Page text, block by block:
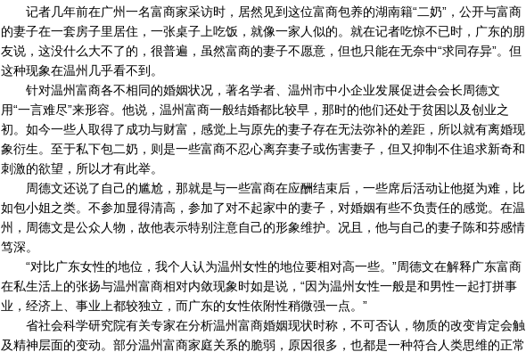
记者几年前在广州一名富商家采访时，居然见到这位富商包养的湖南籍“二奶”，公开与富商
的妻子在一套房子里居住，一张桌子上吃饭，就像一家人似的。就在记者吃惊不已时，广东的朋
友说，这没什么大不了的，很普遍，虽然富商的妻子不愿意，但也只能在无奈中“求同存异”。但
这种现象在温州几乎看不到。
针对温州富商各不相同的婚姻状况，著名学者、温州市中小企业发展促进会会长周德文
用“一言难尽”来形容。他说，温州富商一般结婚都比较早，那时的他们还处于贫困以及创业之
初。如今一些人取得了成功与财富，感觉上与原先的妻子存在无法弥补的差距，所以就有离婚现
象衍生。至于私下包二奶，则是一些富商不忍心离弃妻子或伤害妻子，但又抑制不住追求新奇和
刺激的欲望，所以才有此举。
周德文还说了自己的尴尬，那就是与一些富商在应酬结束后，一些席后活动让他挺为难，比
如包小姐之类。不参加显得清高，参加了对不起家中的妻子，对婚姻有些不负责任的感觉。在温
州，周德文是公众人物，故他表示特别注意自己的形象维护。况且，他与自己的妻子陈和芬感情
笃深。
“对比广东女性的地位，我个人认为温州女性的地位要相对高一些。”周德文在解释广东富商
在私生活上的张扬与温州富商相对内敛现象时如是说，“因为温州女性一般是和男性一起打拼事
业，经济上、事业上都较独立，而广东的女性依附性稍微强一点。”
省社会科学研究院有关专家在分析温州富商婚姻现状时称，不可否认，物质的改变肯定会触
及精神层面的变动。部分温州富商家庭关系的脆弱，原因很多，也都是一种符合人类思维的正常